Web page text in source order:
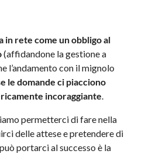
in rete come un obbligo al
(affidandone la gestione a
l’andamento con il mignolo
le domande ci piacciono
incoraggiante.
permetterci di fare nella
delle attese e pretendere di
portarci al successo è la